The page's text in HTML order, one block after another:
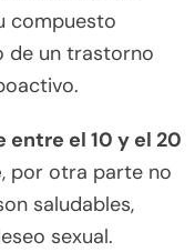
compuesto
de un trastorno
entre el 10 y el 20
, por otra parte no
saludables,
sexual.